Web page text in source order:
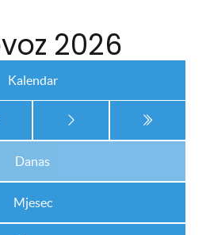
2026
Kalendar
Danas
Mjesec